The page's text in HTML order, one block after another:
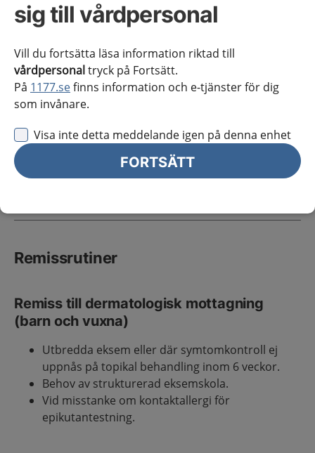
sig till vårdpersonal
Vill du fortsätta läsa information riktad till
vårdpersonaltryck på Fortsätt.
På 1177.sefinns information och e-tjänster för dig
som invånare.
Visa inte detta meddelande igen på denna enhet
FORTSÄTT
Primärvård Sidans innehåll
Atopisk dermatit
Vårdnivå, samverkan och
Remissrutiner
Remiss till dermatologisk mottagning
(barn och vuxna)
Utbredda eksem eller där symtomkontroll ej
uppnås på topikal behandling inom 6 veckor.
Behov av strukturerad eksemskola.
Vid misstanke om kontaktallergi för
epikutantestning.